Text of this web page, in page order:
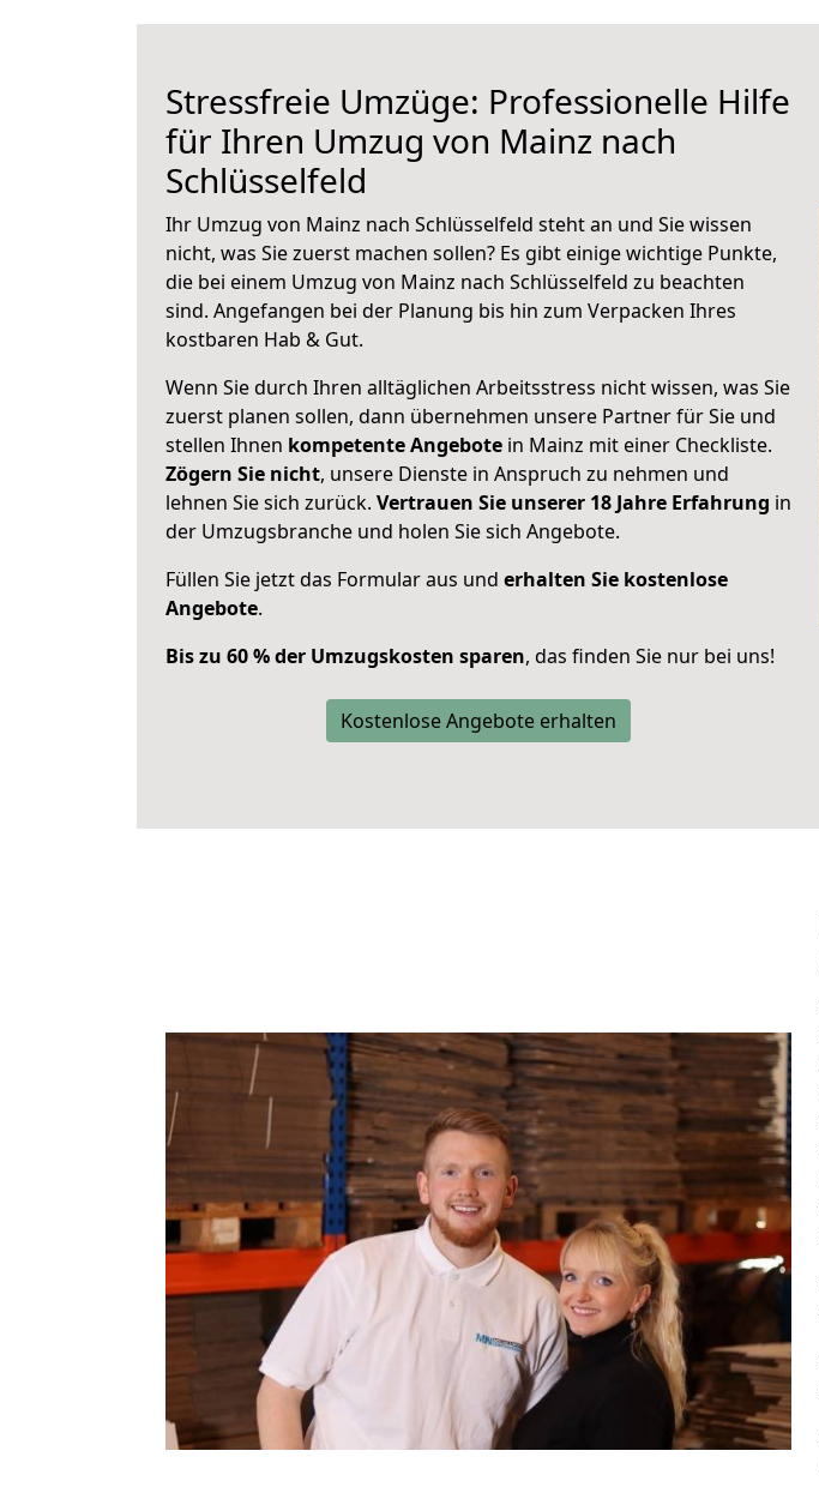
Stressfreie Umzüge: Professionelle Hilfe
für Ihren Umzug von Mainz nach
Schlüsselfeld
Ihr Umzug von Mainz nach Schlüsselfeld steht an und Sie wissen
nicht, was Sie zuerst machen sollen? Es gibt einige wichtige Punkte,
die bei einem Umzug von Mainz nach Schlüsselfeld zu beachten
sind. Angefangen bei der Planung bis hin zum Verpacken Ihres
kostbaren Hab & Gut.
Wenn Sie durch Ihren alltäglichen Arbeitsstress nicht wissen, was Sie
zuerst planen sollen, dann übernehmen unsere Partner für Sie und
stellen Ihnen kompetente Angebote in Mainz mit einer Checkliste.
Zögern Sie nicht, unsere Dienste in Anspruch zu nehmen und
lehnen Sie sich zurück. Vertrauen Sie unserer 18 Jahre Erfahrung in
der Umzugsbranche und holen Sie sich Angebote.
Füllen Sie jetzt das Formular aus und erhalten Sie kostenlose
Angebote.
Bis zu 60 % der Umzugskosten sparen, das finden Sie nur bei uns!
Kostenlose Angebote erhalten